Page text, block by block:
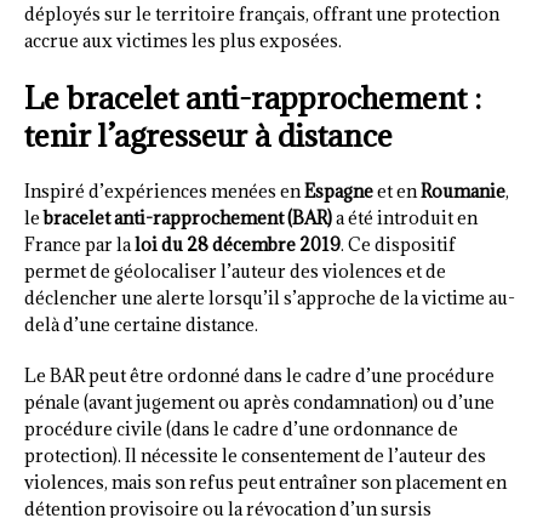
déployés sur le territoire français, offrant une protection
accrue aux victimes les plus exposées.
Le bracelet anti-rapprochement :
tenir l’agresseur à distance
Inspiré d’expériences menées enEspagneet enRoumanie,
lebracelet anti-rapprochement (BAR)a été introduit en
France par laloi du 28 décembre 2019. Ce dispositif
permet de géolocaliser l’auteur des violences et de
déclencher une alerte lorsqu’il s’approche de la victime au-
delà d’une certaine distance.
Le BAR peut être ordonné dans le cadre d’une procédure
pénale (avant jugement ou après condamnation) ou d’une
procédure civile (dans le cadre d’une ordonnance de
protection). Il nécessite le consentement de l’auteur des
violences, mais son refus peut entraîner son placement en
détention provisoire ou la révocation d’un sursis